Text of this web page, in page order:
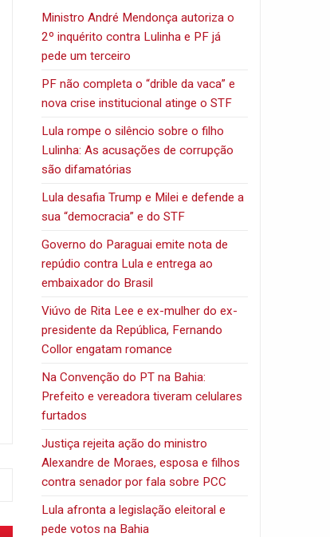
Ministro André Mendonça autoriza o
2º inquérito contra Lulinha e PF já
pede um terceiro
PF não completa o “drible da vaca” e
nova crise institucional atinge o STF
Lula rompe o silêncio sobre o filho
Lulinha: As acusações de corrupção
são difamatórias
Lula desafia Trump e Milei e defende a
sua “democracia” e do STF
Governo do Paraguai emite nota de
repúdio contra Lula e entrega ao
embaixador do Brasil
Viúvo de Rita Lee e ex-mulher do ex-
presidente da República, Fernando
Collor engatam romance
Na Convenção do PT na Bahia:
Prefeito e vereadora tiveram celulares
furtados
Justiça rejeita ação do ministro
Alexandre de Moraes, esposa e filhos
contra senador por fala sobre PCC
Lula afronta a legislação eleitoral e
pede votos na Bahia